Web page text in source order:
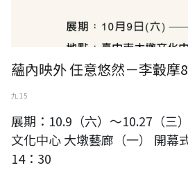
蘊內映外 任意悠然－李轂摩
九 15
展期：10.9（六）～10.27（三
文化中心 大墩藝廊（一） 開幕
14：30